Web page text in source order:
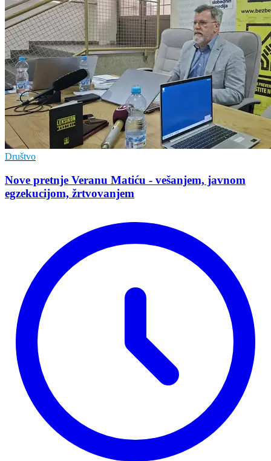
Društvo
Nove pretnje Veranu Matiću - vešanjem, javnom
egzekucijom, žrtvovanjem